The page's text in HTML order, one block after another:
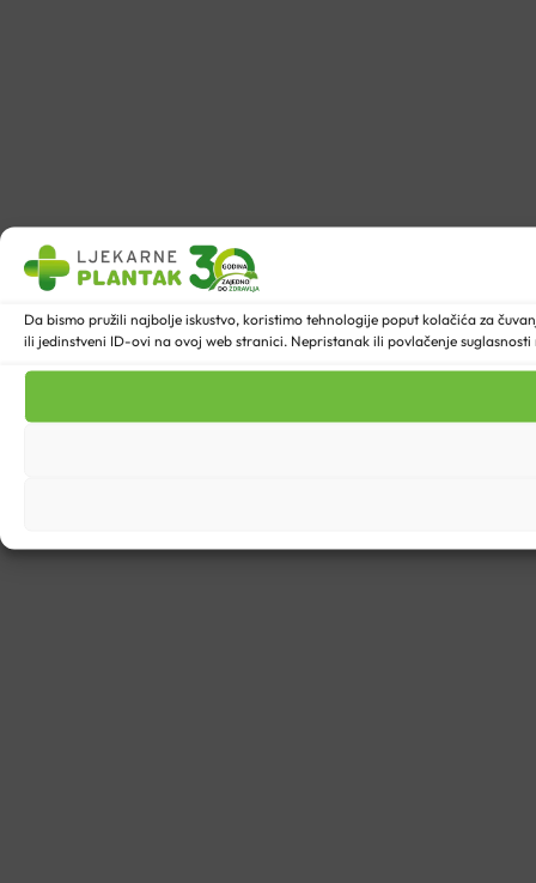
Da bismo pružili najbolje iskustvo, koristimo tehnologije poput kolačića za
ili jedinstveni ID-ovi na ovoj web stranici. Nepristanak ili povlačenje